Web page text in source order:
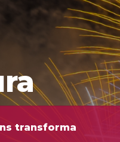
transforma